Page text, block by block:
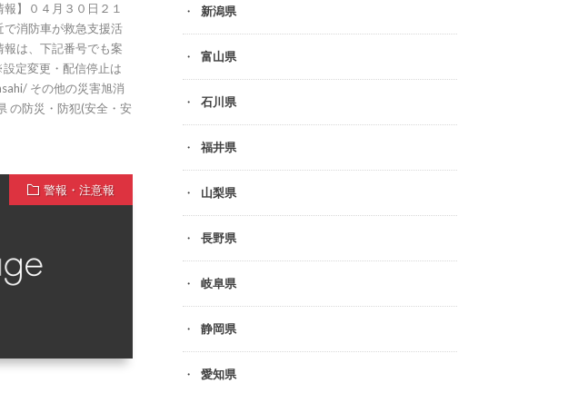
】０４月３０日２１
消防車が救急支援活
は、下記番号でも案
定変更・配信停止は
その他の災害旭消
の防災・防犯(安全・安
警報・注意報
新潟県
富山県
石川県
福井県
山梨県
長野県
岐阜県
静岡県
愛知県